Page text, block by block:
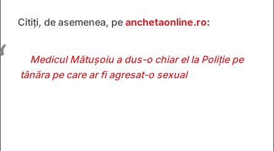
Citiți, de asemenea, pe anchetaonline.ro:
Medicul Mătușoiu a dus-o chiar el la Poliție pe
tânăra pe care ar fi agresat-o sexual